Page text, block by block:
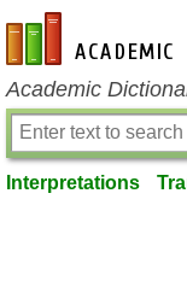
en-academic.com
Academic
Interpretations